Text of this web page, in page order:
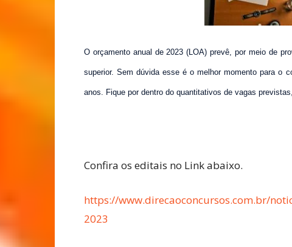
O orçamento anual de 2023 (LOA) prevê, por meio de
superior. Sem dúvidaesse é o melhor momento para o
anos. Fique por dentro do quantitativos de vagas
Confira os editais no Link abaixo.
https://www.direcaoconcursos.com.br/
2023